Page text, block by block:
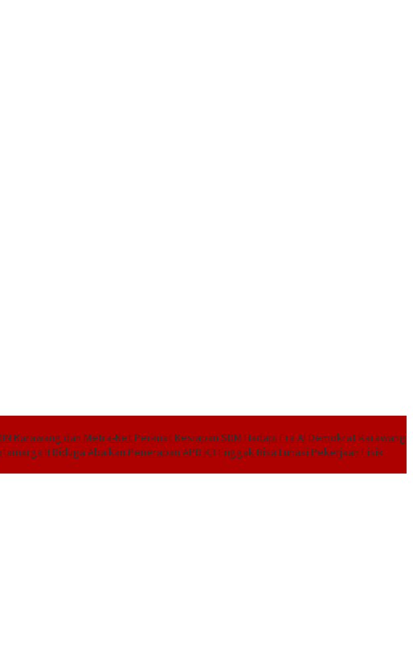
Karawang dan Metra-Net Perkuat Kesiapan SDM Hadapi Era AI Demokrat Karawang
II Diduga Abaikan Penerapan APD K3 Enggak Bisa Lunasi Pekerjaan Fisik